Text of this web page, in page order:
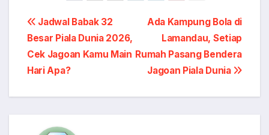
Post
navigation
Ada Kampung Bola di
Lamandau, Setiap
Rumah Pasang Bendera
Jagoan Piala Dunia
Jadwal Babak 32
Besar Piala Dunia 2026,
Cek Jagoan Kamu Main
Hari Apa?